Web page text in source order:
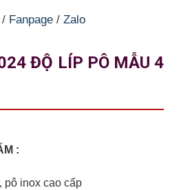
/ Fanpage / Zalo
ĐỘ LÍP PÔ MẪU 4
:
pô inox cao cấp